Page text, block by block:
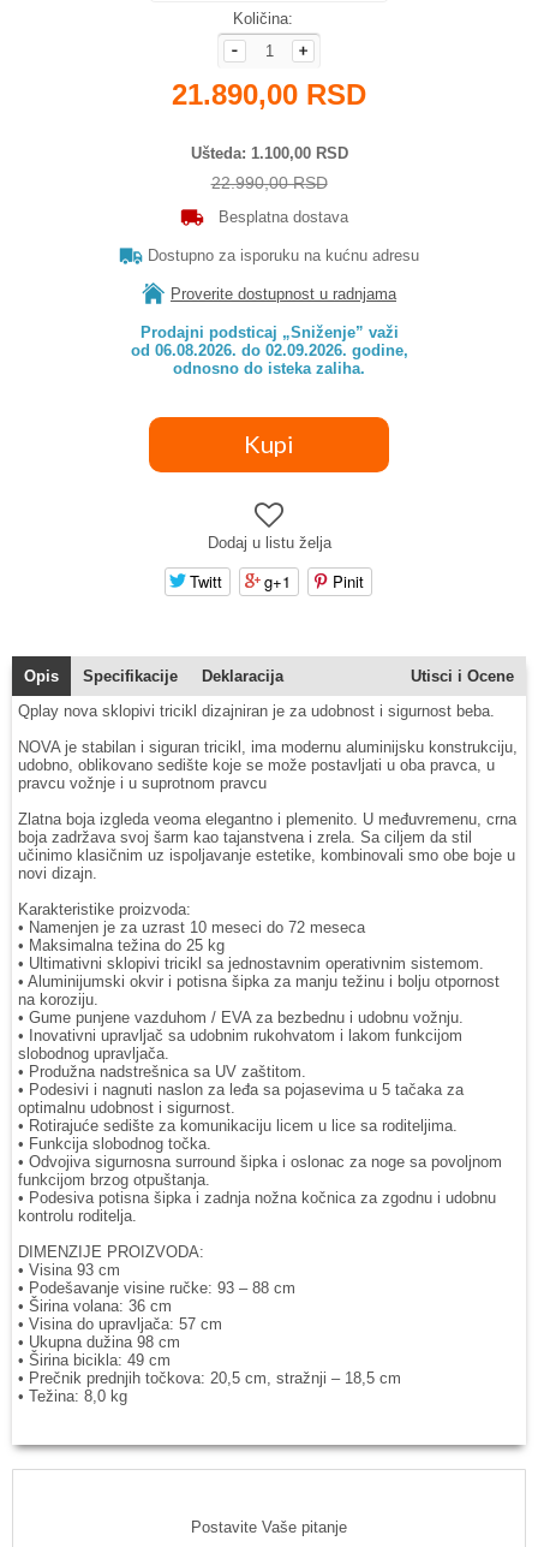
Količina:
21.890,00 RSD
Ušteda 1.100,00 RSD
22.990,00 RSD
Besplatna dostava
Dostupno za isporuku na kućnu adresu
Proverite dostupnost u radnjama
Prodajni podsticaj „Sniženje” važi
od 06.08.2026. do 02.09.2026. godine,
odnosno do isteka zaliha.
Dodaj u listu želja
Twitt g+1 Pinit
Opis Specifikacije Deklaracija
Utisci i Ocene
Qplay nova sklopivi tricikl dizajniran je za udobnost i sigurnost beba.
NOVA je stabilan i siguran tricikl, ima modernu aluminijsku konstrukciju,
udobno, oblikovano sedište koje se može postavljati u oba pravca, u
pravcu vožnje i u suprotnom pravcu
Zlatna boja izgleda veoma elegantno i plemenito. U međuvremenu, crna
boja zadržava svoj šarm kao tajanstvena i zrela. Sa ciljem da stil
učinimo klasičnim uz ispoljavanje estetike, kombinovali smo obe boje u
novi dizajn.
Karakteristike proizvoda:
• Namenjen je za uzrast 10 meseci do 72 meseca
• Maksimalna težina do 25 kg
• Ultimativni sklopivi tricikl sa jednostavnim operativnim sistemom.
• Aluminijumski okvir i potisna šipka za manju težinu i bolju otpornost
na koroziju.
• Gume punjene vazduhom / EVA za bezbednu i udobnu vožnju.
• Inovativni upravljač sa udobnim rukohvatom i lakom funkcijom
slobodnog upravljača.
• Produžna nadstrešnica sa UV zaštitom.
• Podesivi i nagnuti naslon za leđa sa pojasevima u 5 tačaka za
optimalnu udobnost i sigurnost.
• Rotirajuće sedište za komunikaciju licem u lice sa roditeljima.
• Funkcija slobodnog točka.
• Odvojiva sigurnosna surround šipka i oslonac za noge sa povoljnom
funkcijom brzog otpuštanja.
• Podesiva potisna šipka i zadnja nožna kočnica za zgodnu i udobnu
kontrolu roditelja.
DIMENZIJE PROIZVODA:
• Visina 93 cm
• Podešavanje visine ručke: 93 – 88 cm
• Širina volana: 36 cm
• Visina do upravljača: 57 cm
• Ukupna dužina 98 cm
• Širina bicikla: 49 cm
• Prečnik prednjih točkova: 20,5 cm, stražnji – 18,5 cm
• Težina: 8,0 kg
Postavite Vaše pitanje